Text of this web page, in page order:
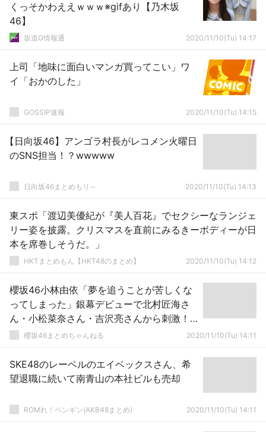
くっそかわええｗｗｗ※gifあり【乃木坂
46】
坂道G情報通 2020/11/10(Tu) 14:17
上司「地味に面白いマンガ買ってこい」ワ
イ「おかのした」
GOSSIP速報 2020/11/10(Tu) 14:15
【日向坂46】アンゴラ村長がレコメン火曜日
のSNS担当！？wwwww
日向坂46まとめもり～ 2020/11/10(Tu) 14:13
東スポ「渡辺美優紀が『美人百花』でセクシーなランジェ
リー姿を披露。クリスマスを直前にみるきーボディーが日
本を席巻しそうだ。」
HKTまとめもん【HKT48のまとめ】 2020/11/10(Tu) 14:12
櫻坂46小林由依「夢を追うことが苦しくな
ってしまった」銀幕デビューで北村匠海さ
ん・小松菜奈さん・吉沢亮さんから刺激！
『モデルプレス』インタビューが公開中
櫻坂46まとめちゃんねる 2020/11/10(Tu) 14:11
SKE48のレーベルのエイベックスさん、希
望退職に続いて南青山の本社ビルも売却
ROMれ！ペンギン(AKB48まとめ) 2020/11/10(Tu) 14:11